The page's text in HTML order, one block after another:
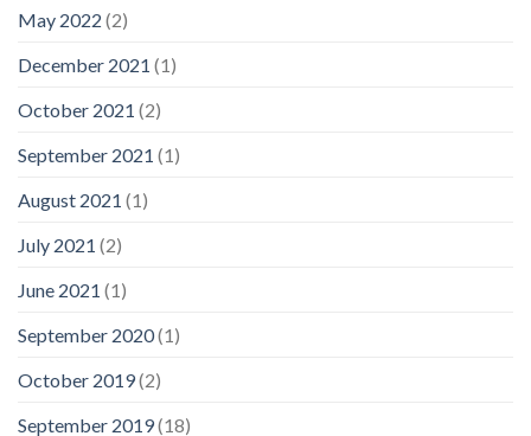
May 2022 (2)
December 2021 (1)
October 2021 (2)
September 2021 (1)
August 2021 (1)
July 2021 (2)
June 2021 (1)
September 2020(1)
October 2019(2)
September 2019(18)